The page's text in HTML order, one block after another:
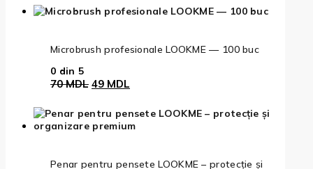
a
fost:
este:
Microbrush profesionale LOOKME — 100 buc
0 din 5
70MDL Prețul
a
fost:
49 MDL
este:
49 MDL.
Penar pentru pensete LOOKME – protecție și